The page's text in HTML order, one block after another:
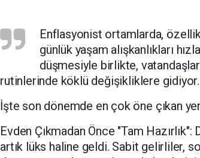
​Enflasyonist ortamlarda,
günlük yaşam alışkanlıkları
düşmesiyle birlikte,
rutinlerinde köklü değişikliklere gidiyor.
​İşte son dönemde en çok öne çıkan
​Evden Çıkmadan Önce "Tam
artık lüks haline geldi. Sabit gelirliler,